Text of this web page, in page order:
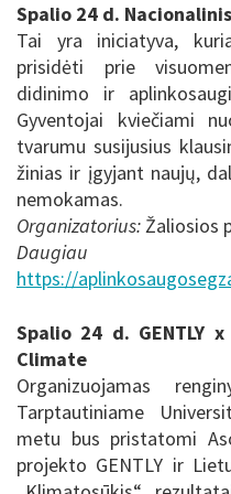
Spalio 24 d.
Tai yra iniciatyva,
prisidėti prie
didinimo ir
Gyventojai kviečiami
tvarumu susijusius
žinias ir įgyjant naujų,
nemokamas.
Organizatorius:Žaliosios
Daugiau
https://
Spalio 24 d. GENTLY
Climate
Organizuojamas
Tarptautiniame
metu bus pristatomi
projekto GENTLY ir